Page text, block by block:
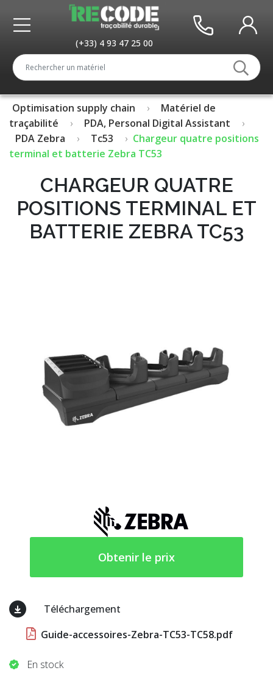
(+33) 4 93 47 25 00
Optimisation supply chain
Matériel de
traçabilité
PDA, Personal Digital Assistant
PDA Zebra
Tc53
Chargeur quatre positions
terminal et batterie Zebra TC53
CHARGEUR QUATRE
POSITIONS TERMINAL ET
BATTERIE ZEBRA TC53
Obtenir le prix
Téléchargement
Guide-accessoires-Zebra-TC53-TC58.pdf
En stock